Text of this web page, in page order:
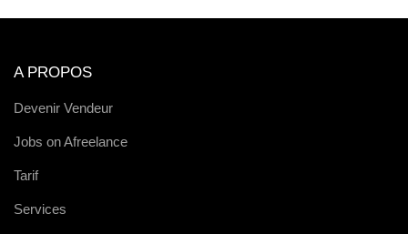
A PROPOS
Devenir Vendeur
Jobs on Afreelance
Tarif
Services